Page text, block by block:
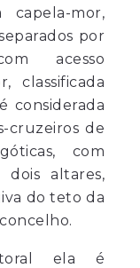
mor,
por
acesso
classificada
considerada
cruzeiros de
com
altares,
do teto da
ela é